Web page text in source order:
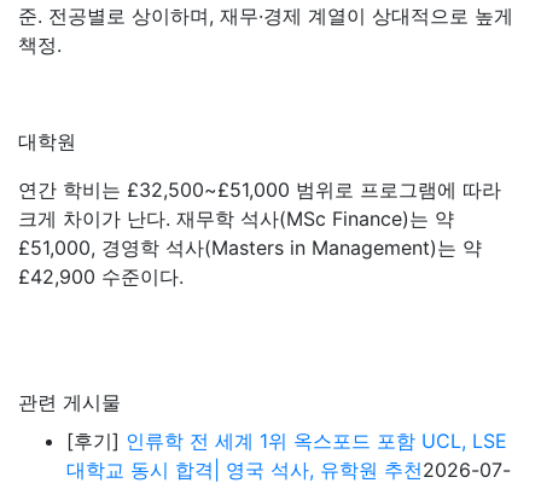
준. 전공별로 상이하며, 재무·경제 계열이 상대적으로 높게
책정.
대학원
연간 학비는 £32,500~£51,000 범위로 프로그램에 따라
크게 차이가 난다. 재무학 석사(MSc Finance)는 약
£51,000, 경영학 석사(Masters in Management)는 약
£42,900 수준이다.
관련 게시물
[후기] 인류학 전 세계 1위 옥스포드 포함 UCL, LSE
대학교 동시 합격| 영국 석사, 유학원 추천2026-07-